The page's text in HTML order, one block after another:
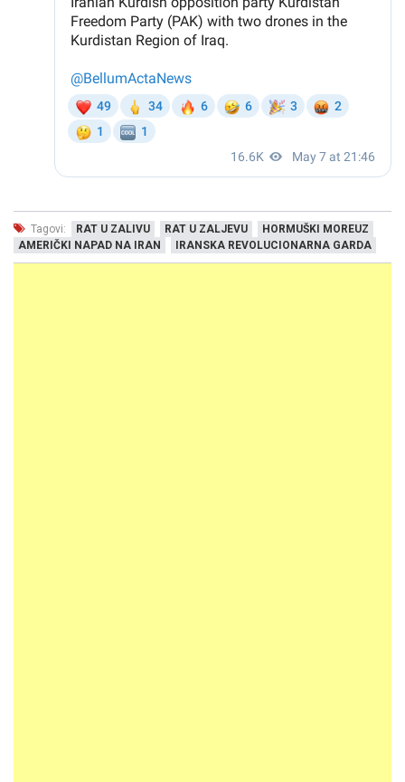
Tagovi: RAT U ZALIVU RAT U ZALJEVU
HORMUŠKI MOREUZ
AMERIČKI NAPAD NA IRAN
IRANSKA REVOLUCIONARNA GARDA